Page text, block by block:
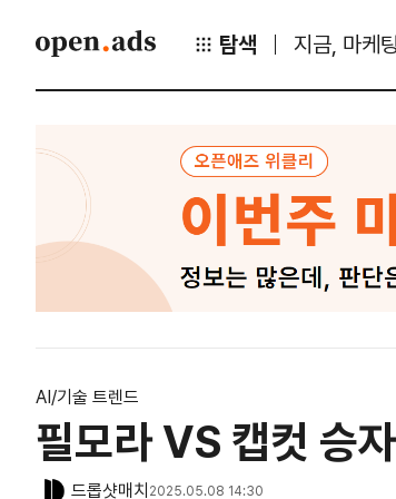
탐색 지금, 마케팅
AI/기술 트렌드
필모라 VS 캡컷 승
드롭샷매치 2025.05.08 14:30